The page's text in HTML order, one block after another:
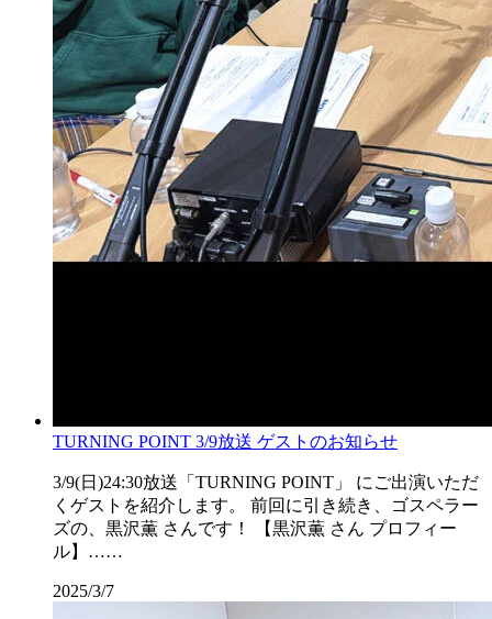
TURNING POINT 3/9放送 ゲストのお知らせ
3/9(日)24:30放送「TURNING POINT」 にご出演いただ
くゲストを紹介します。 前回に引き続き、ゴスペラー
ズの、黒沢薫 さんです！ 【黒沢薫 さん プロフィー
ル】……
2025/3/7